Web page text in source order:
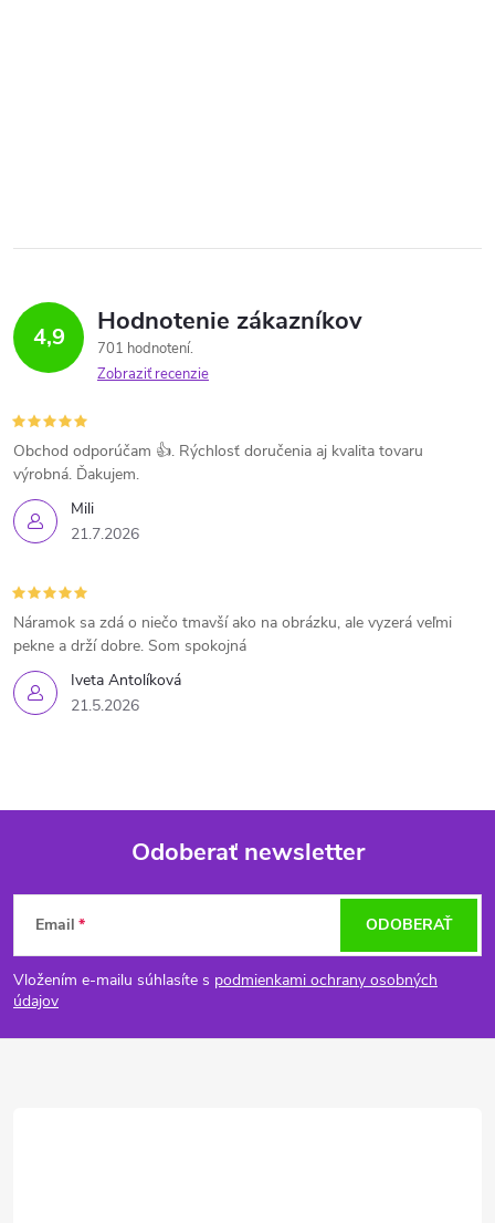
4,9 Hodnotenie zákazníkov
701 hodnotení
Zobraziť recenzie
Mili
21.7.2026
Obchod odporúčam 👍. Rýchlosť doručenia aj kvalita tovaru
výrobná. Ďakujem.
Iveta Antolíková
21.5.2026
Náramok sa zdá o niečo tmavší ako na obrázku, ale vyzerá veľmi
pekne a drží dobre. Som spokojná
Z
á
p
Odoberať newsletter
Email
Vložením e-mailu súhlasíte s podmienkami ochrany osobných
údajov
ODOBERAŤ